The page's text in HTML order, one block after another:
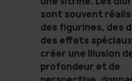
sont souvent
des figurines, des
des effets
créer une illusion
profondeur et de